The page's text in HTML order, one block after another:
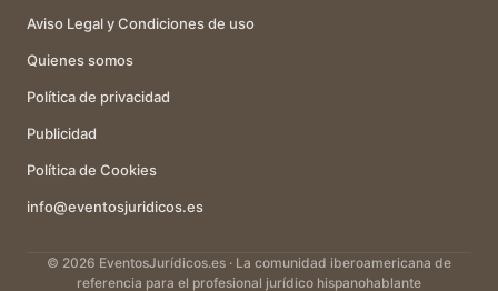
Aviso Legal y Condiciones de uso
Quienes somos
Política de privacidad
Publicidad
Política de Cookies
info@eventosjuridicos.es
© 2026 EventosJurídicos.es · La comunidad iberoamericana de
referencia para el profesional jurídico hispanohablante